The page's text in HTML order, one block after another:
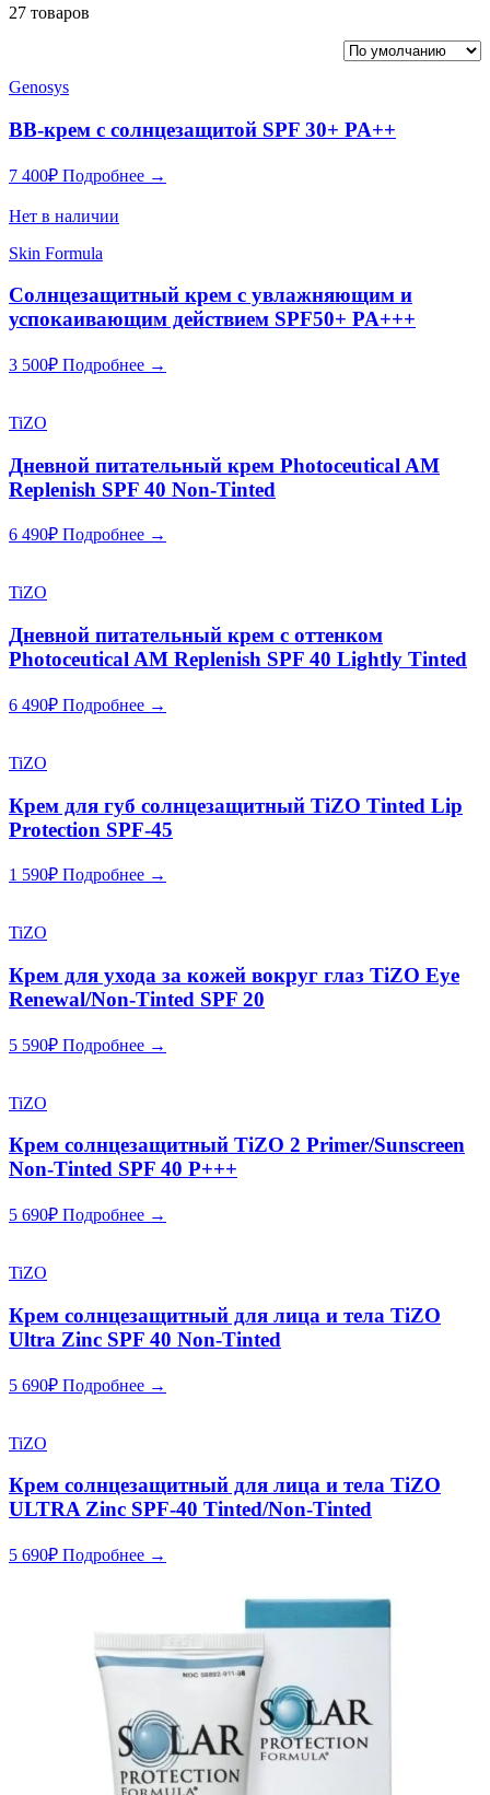
27 товаров
Genosys
BB-крем с солнцезащитой SPF 30+ PA++
7 400₽ Подробнее →
Нет в наличии
Skin Formula
Cолнцезащитный крем c увлажняющим и
успокаивающим действием SPF50+ PA+++
3 500₽ Подробнее →
TiZO
Дневной питательный крем Photoceutical AM
Replenish SPF 40 Non-Tinted
6 490₽ Подробнее →
TiZO
Дневной питательный крем с оттенком
Photoceutical AM Replenish SPF 40 Lightly Tinted
6 490₽ Подробнее →
TiZO
Крем для губ солнцезащитный TiZO Tinted Lip
Protection SPF-45
1 590₽ Подробнее →
TiZO
Крем для ухода за кожей вокруг глаз TiZO Eye
Renewal/Non-Tinted SPF 20
5 590₽ Подробнее →
TiZO
Крем солнцезащитный TiZO 2 Primer/Sunscreen
Non-Tinted SPF 40 P+++
5 690₽ Подробнее →
TiZO
Крем солнцезащитный для лица и тела TiZO
Ultra Zinc SPF 40 Non-Tinted
5 690₽ Подробнее →
TiZO
Крем солнцезащитный для лица и тела TiZO
ULTRA Zinc SPF-40 Tinted/Non-Tinted
5 690₽ Подробнее →